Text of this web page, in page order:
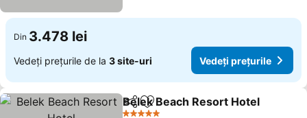
Din 3.478 lei
Vedeți prețurile de la 3 site-uri Vedeți prețurile
DistribuițiAdăugaţi la favorite
Belek Beach Resort Hotel